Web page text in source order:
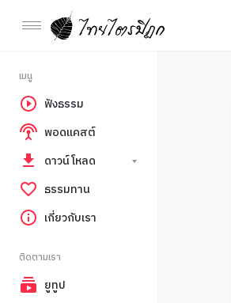
เมนู
ฟังธรรม
พอดแคสต์
ดาวน์โหลด
ธรรมทาน
เกี่ยวกับเรา
ติดตามเรา
ยูทูป